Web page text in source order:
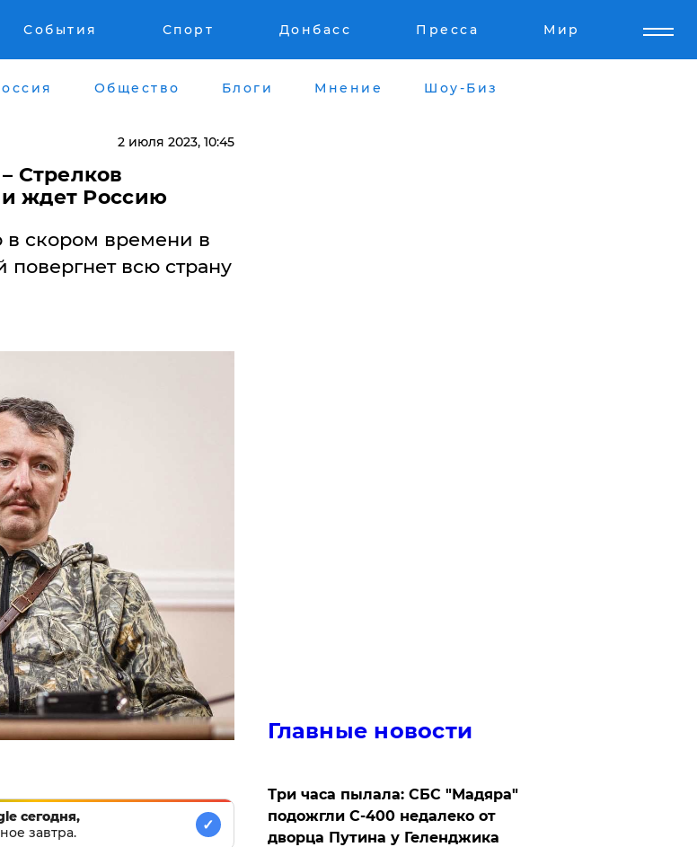
События Спорт Донбасс Пресса Мир
Общество Блоги Мнение Шоу-Биз
2 июля 2023, 10:45
Стрелков
ждет Россию
в скором времени в
всю страну
сегодня,
завтра.
✓
Главные новости
Три часа пылала: СБС "Мадяра"
подожгли С-400 недалеко от
дворца Путина у Геленджика